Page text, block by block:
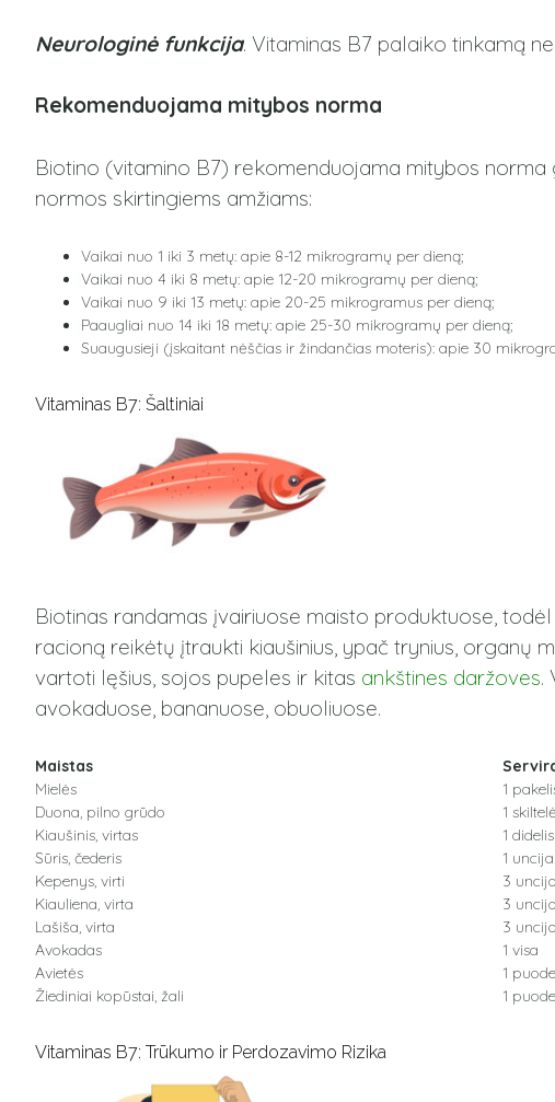
Neurologinė funkcija. Vitaminas B7 palaiko tinkamą
Rekomenduojama mitybos norma
Biotino (vitamino B7) rekomenduojama mitybos
normos skirtingiems amžiams:
Vaikai nuo 1 iki 3 metų: apie 8-12 mikrogramų per dieną;
Vaikai nuo 4 iki 8 metų: apie 12-20 mikrogramų per dieną;
Vaikai nuo 9 iki 13 metų: apie 20-25 mikrogramus per dieną;
Paaugliai nuo 14 iki 18 metų: apie 25-30 mikrogramų per dieną;
Suaugusieji (įskaitant nėščias ir žindančias moteris): apie 30
Vitaminas B7: Šaltiniai
Biotinas randamas įvairiuose maisto produktuose,
racioną reikėtų įtraukti kiaušinius, ypač trynius, organų
vartoti lęšius, sojos pupeles ir kitas ankštines daržoves.
avokaduose, bananuose, obuoliuose.
Maistas
Mielės
1
Duona, pilno grūdo
1 skiltelė
Kiaušinis, virtas
1 didelis
Sūris, čederis
1 uncija
Kepenys, virti
3
Kiauliena, virta
3
Lašiša, virta
3
Avokadas
1 visa
Avietės
1
Žiediniai kopūstai, žali
1
Vitaminas B7: Trūkumo ir Perdozavimo Rizika